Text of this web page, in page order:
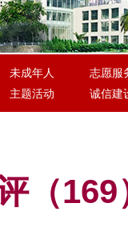
未成年人
志愿服
主题活动 诚信建
（